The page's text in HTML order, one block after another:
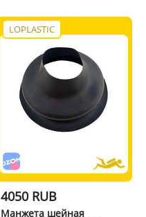
LOPLASTIC
4050 RUB
Манжета шейная